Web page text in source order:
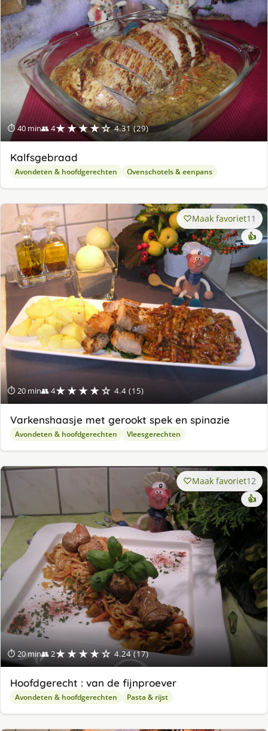
⏱ 40 min👥 4★★★★☆ 4.31 (29)
Kalfsgebraad
Avondeten & hoofdgerechten Ovenschotels & eenpans
⏱ 20 min👥 4★★★★☆ 4.4 (15)
Maak favoriet11
👍
Varkenshaasje met gerookt spek en spinazie
Avondeten & hoofdgerechten Vleesgerechten
⏱ 20 min👥 2★★★★☆ 4.24 (17)
Maak favoriet12
👍
Hoofdgerecht : van de fijnproever
Avondeten & hoofdgerechten Pasta & rijst